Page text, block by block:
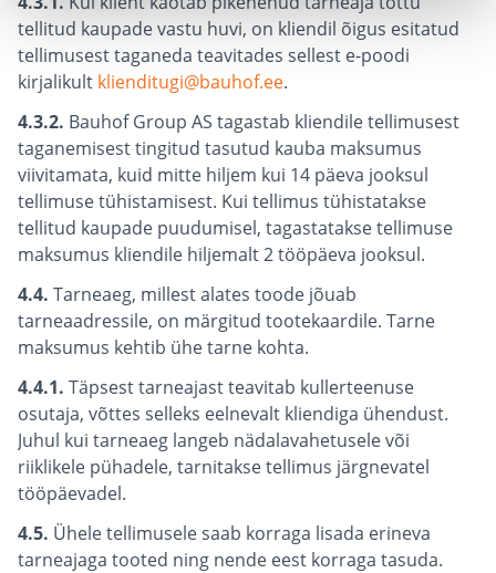
tellitud kaupade vastu huvi, on kliendil õigus esitatud
tellimusest taganeda teavitades sellest e-poodi
kirjalikult klienditugi@bauhof.ee.
4.3.2. Bauhof Group AS tagastab kliendile tellimusest
taganemisest tingitud tasutud kauba maksumus
viivitamata, kuid mitte hiljem kui 14 päeva jooksul
tellimuse tühistamisest. Kui tellimus tühistatakse
tellitud kaupade puudumisel, tagastatakse tellimuse
maksumus kliendile hiljemalt 2 tööpäeva jooksul.
4.4. Tarneaeg, millest alates toode jõuab
tarneaadressile, on märgitud tootekaardile. Tarne
maksumus kehtib ühe tarne kohta.
4.4.1. Täpsest tarneajast teavitab kullerteenuse
osutaja, võttes selleks eelnevalt kliendiga ühendust.
Juhul kui tarneaeg langeb nädalavahetusele või
riiklikele pühadele, tarnitakse tellimus järgnevatel
tööpäevadel.
4.5. Ühele tellimusele saab korraga lisada erineva
tarneajaga tooted ning nende eest korraga tasuda.